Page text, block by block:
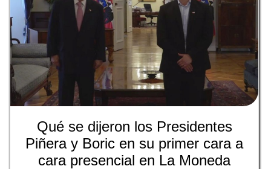
Qué se dijeron los Presidentes
Piñera y Boric en su primer cara a
cara presencial en La Moneda